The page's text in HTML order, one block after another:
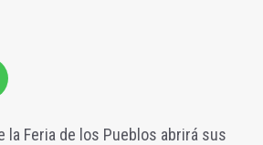
la Feria de los Pueblos abrirá sus